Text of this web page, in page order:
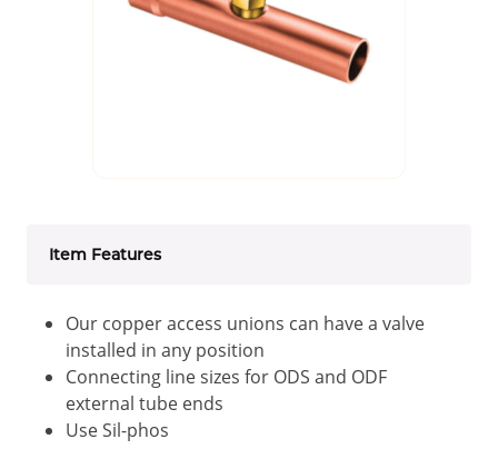
Item Features
Our copper access unions can have a valve
installed in any position
Connecting line sizes for ODS and ODF
external tube ends
Use Sil-phos